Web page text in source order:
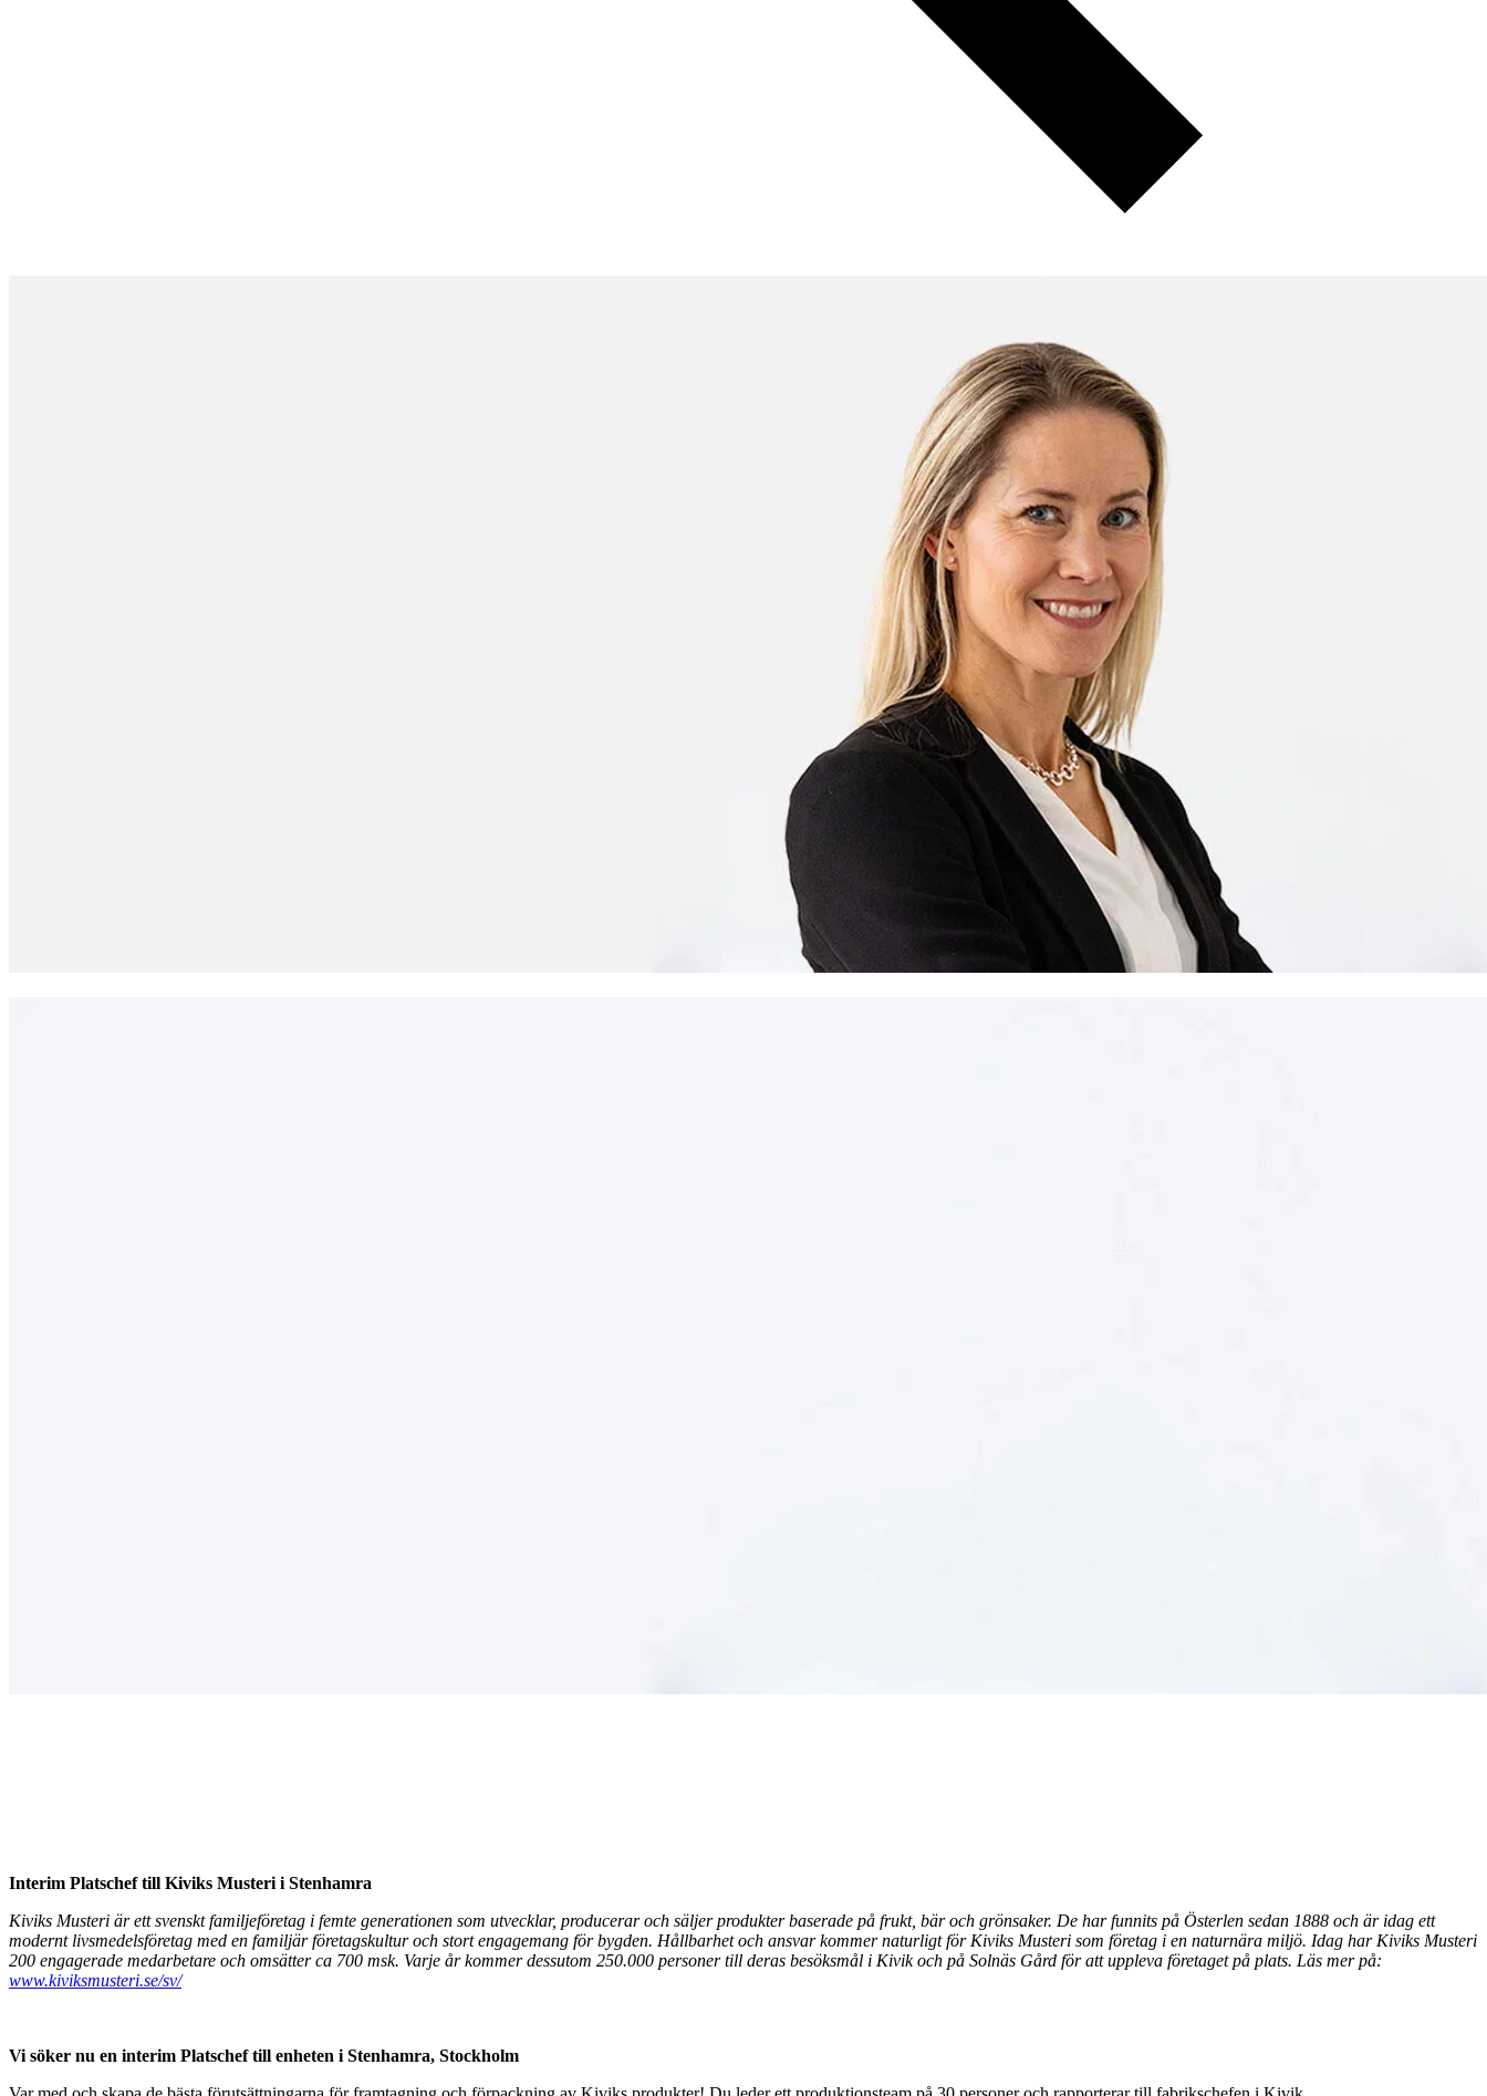
Interim Platschef till Kiviks Musteri i Stenhamra
Kiviks Musteri är ett svenskt familjeföretag i femte generationen som utvecklar, producerar och säljer produkter baserade på frukt, bär och grönsaker. De har funnits på Österlen sedan 1888 och är idag ett
modernt livsmedelsföretag med en familjär företagskultur och stort engagemang för bygden. Hållbarhet och ansvar kommer naturligt för Kiviks Musteri som företag i en naturnära miljö. Idag har Kiviks Musteri
200 engagerade medarbetare och omsätter ca 700 msk. Varje år kommer dessutom 250.000 personer till deras besöksmål i Kivik och på Solnäs Gård för att uppleva företaget på plats. Läs mer på:
www.kiviksmusteri.se/sv/
Vi söker nu en interim Platschef till enheten i Stenhamra, Stockholm